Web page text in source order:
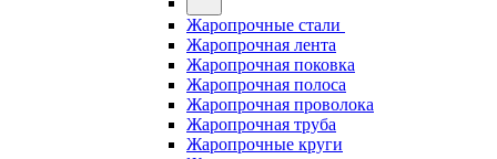
Жаропрочные стали
Жаропрочная лента
Жаропрочная поковка
Жаропрочная полоса
Жаропрочная проволока
Жаропрочная труба
Жаропрочные круги